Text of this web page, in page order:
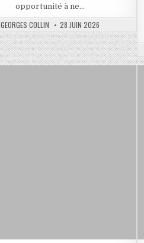
opportunité à ne…
AUTHOR:
GEORGES COLLIN PUBLISHED
DATE:
28 JUIN 2026